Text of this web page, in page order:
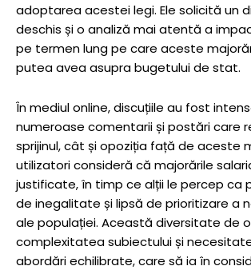
adoptarea acestei legi. Ele solicită un
deschis și o analiză mai atentă a
pe termen lung pe care aceste
putea avea asupra bugetului de stat.
În mediul online, discuțiile au fost
numeroase comentarii și postări care
sprijinul, cât și opoziția față de aceste
utilizatori consideră că majorările
justificate, în timp ce alții le percep ca
de inegalitate și lipsă de prioritizare a
ale populației. Această diversitate de
complexitatea subiectului și
abordări echilibrate, care să ia în